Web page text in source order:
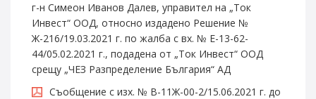
г-н Симеон Иванов Далев, управител на „Ток
Инвест“ ООД, относно издадено Решение №
Ж-216/19.03.2021 г. по жалба с вх. № Е-13-62-
44/05.02.2021 г., подадена от „Ток Инвест“ ООД
срещу „ЧЕЗ Разпределение България“ АД
Съобщение с изх. № В-11Ж-00-2/15.06.2021 г. до